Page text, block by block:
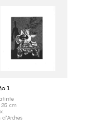
1
cm
d'Arches